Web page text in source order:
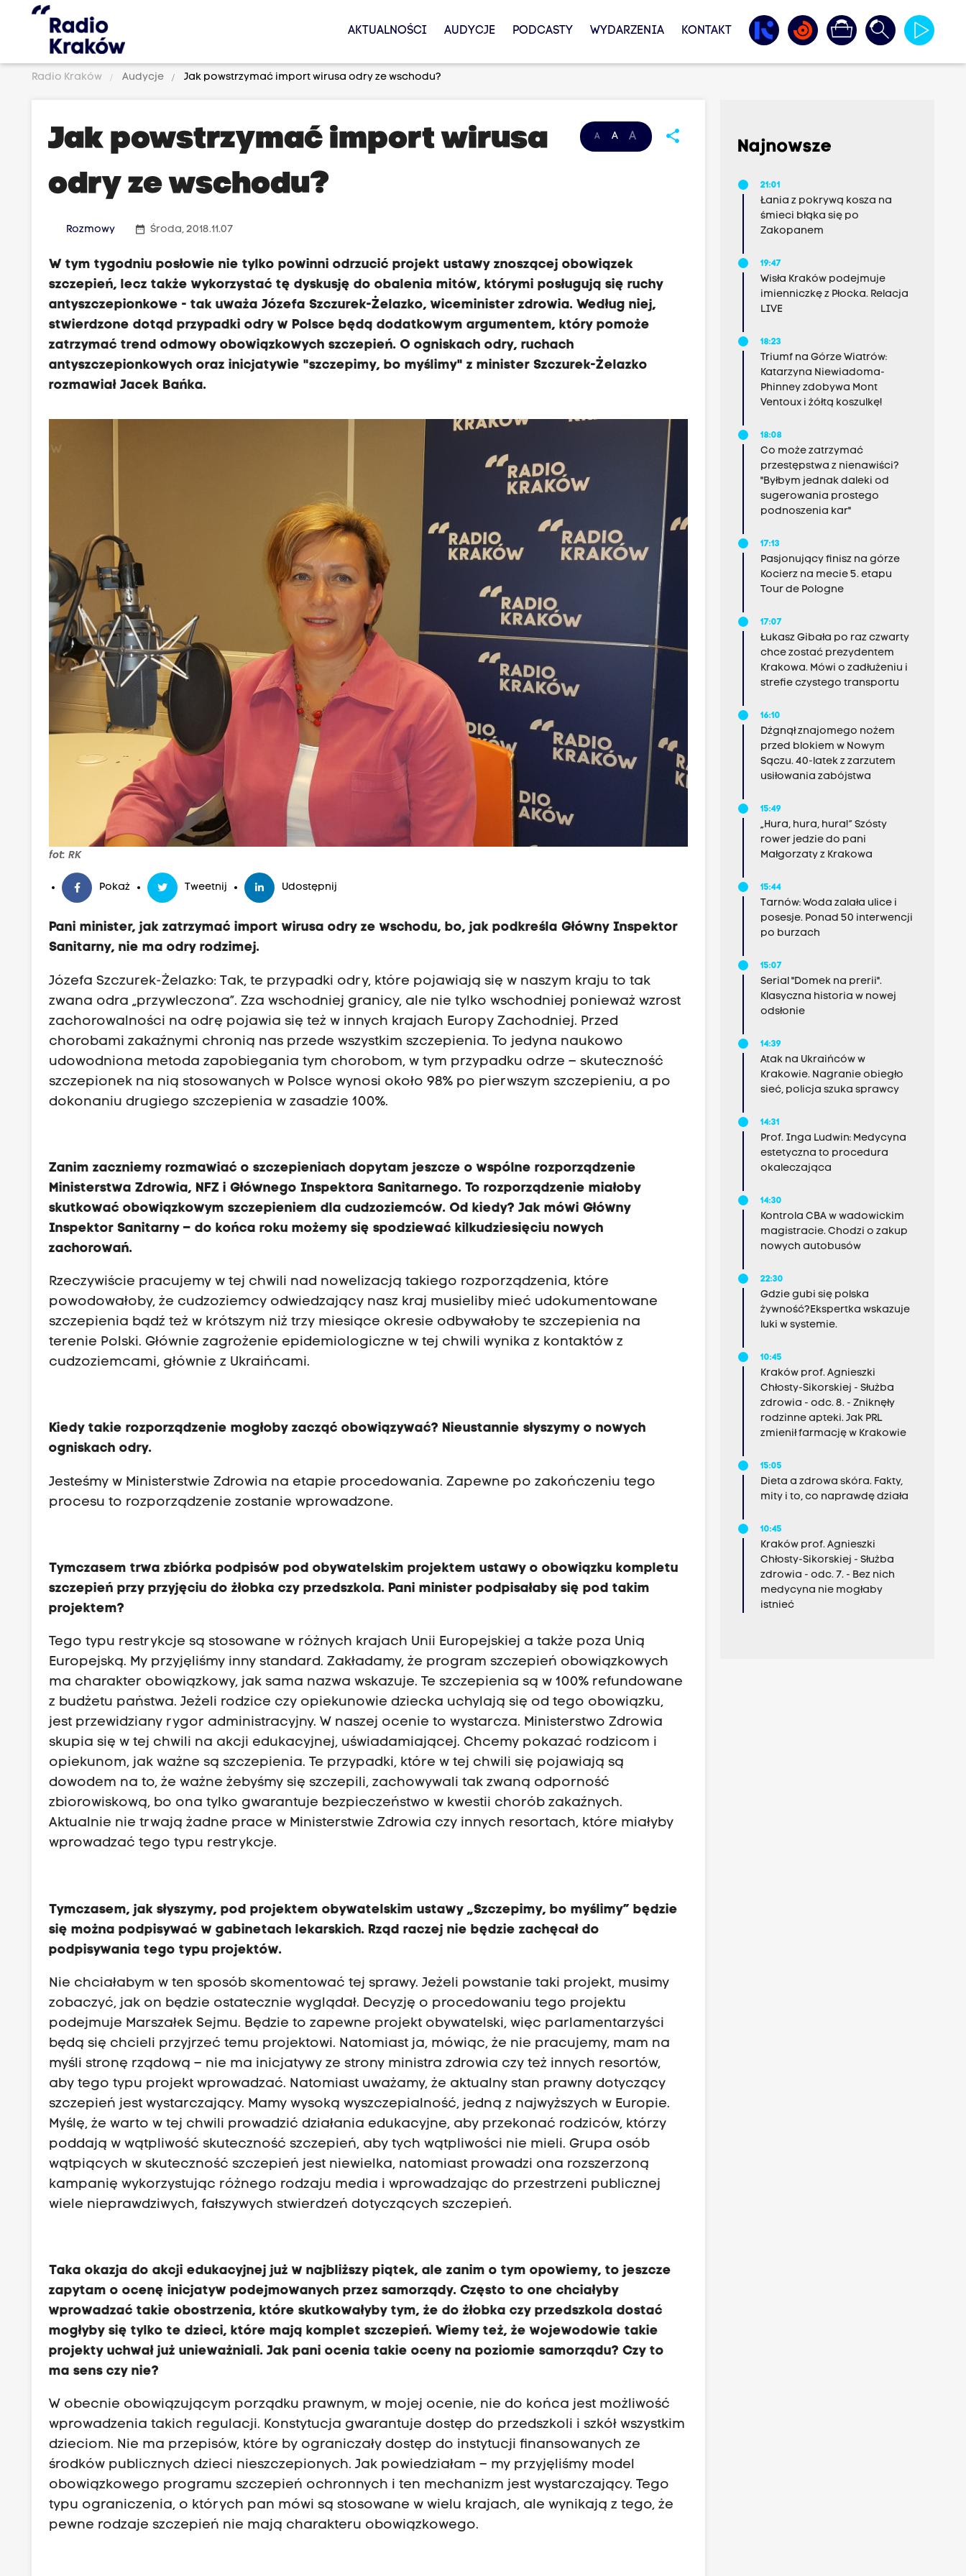
AKTUALNOŚCI AUDYCJE PODCASTY WYDARZENIA KONTAKT
Radio Kraków Audycje Jak powstrzymać import wirusa odry ze wschodu?
A A A share
Jak powstrzymać import wirusa
odry ze wschodu?
Rozmowy date_range Środa, 2018.11.07
W tym tygodniu posłowie nie tylko powinni odrzucić projekt ustawy znoszącej obowiązek
szczepień, lecz także wykorzystać tę dyskusję do obalenia mitów, którymi posługują się ruchy
antyszczepionkowe - tak uważa Józefa Szczurek-Żelazko, wiceminister zdrowia. Według niej,
stwierdzone dotąd przypadki odry w Polsce będą dodatkowym argumentem, który pomoże
zatrzymać trend odmowy obowiązkowych szczepień. O ogniskach odry, ruchach
antyszczepionkowych oraz inicjatywie "szczepimy, bo myślimy" z minister Szczurek-Żelazko
rozmawiał Jacek Bańka.
fot: RK
Pokaż Tweetnij Udostępnij
Pani minister, jak zatrzymać import wirusa odry ze wschodu, bo, jak podkreśla Główny Inspektor
Sanitarny, nie ma odry rodzimej.
Józefa Szczurek-Żelazko: Tak, te przypadki odry, które pojawiają się w naszym kraju to tak
zwana odra „przywleczona”. Zza wschodniej granicy, ale nie tylko wschodniej ponieważ wzrost
zachorowalności na odrę pojawia się też w innych krajach Europy Zachodniej. Przed
chorobami zakaźnymi chronią nas przede wszystkim szczepienia. To jedyna naukowo
udowodniona metoda zapobiegania tym chorobom, w tym przypadku odrze – skuteczność
szczepionek na nią stosowanych w Polsce wynosi około 98% po pierwszym szczepieniu, a po
dokonaniu drugiego szczepienia w zasadzie 100%.
Zanim zaczniemy rozmawiać o szczepieniach dopytam jeszcze o wspólne rozporządzenie
Ministerstwa Zdrowia, NFZ i Głównego Inspektora Sanitarnego. To rozporządzenie miałoby
skutkować obowiązkowym szczepieniem dla cudzoziemców. Od kiedy? Jak mówi Główny
Inspektor Sanitarny – do końca roku możemy się spodziewać kilkudziesięciu nowych
zachorowań.
Rzeczywiście pracujemy w tej chwili nad nowelizacją takiego rozporządzenia, które
powodowałoby, że cudzoziemcy odwiedzający nasz kraj musieliby mieć udokumentowane
szczepienia bądź też w krótszym niż trzy miesiące okresie odbywałoby te szczepienia na
terenie Polski. Głównie zagrożenie epidemiologiczne w tej chwili wynika z kontaktów z
cudzoziemcami, głównie z Ukraińcami.
Kiedy takie rozporządzenie mogłoby zacząć obowiązywać? Nieustannie słyszymy o nowych
ogniskach odry.
Jesteśmy w Ministerstwie Zdrowia na etapie procedowania. Zapewne po zakończeniu tego
procesu to rozporządzenie zostanie wprowadzone.
Tymczasem trwa zbiórka podpisów pod obywatelskim projektem ustawy o obowiązku kompletu
szczepień przy przyjęciu do żłobka czy przedszkola. Pani minister podpisałaby się pod takim
projektem?
Tego typu restrykcje są stosowane w różnych krajach Unii Europejskiej a także poza Unią
Europejską. My przyjęliśmy inny standard. Zakładamy, że program szczepień obowiązkowych
ma charakter obowiązkowy, jak sama nazwa wskazuje. Te szczepienia są w 100% refundowane
z budżetu państwa. Jeżeli rodzice czy opiekunowie dziecka uchylają się od tego obowiązku,
jest przewidziany rygor administracyjny. W naszej ocenie to wystarcza. Ministerstwo Zdrowia
skupia się w tej chwili na akcji edukacyjnej, uświadamiającej. Chcemy pokazać rodzicom i
opiekunom, jak ważne są szczepienia. Te przypadki, które w tej chwili się pojawiają są
dowodem na to, że ważne żebyśmy się szczepili, zachowywali tak zwaną odporność
zbiorowiskową, bo ona tylko gwarantuje bezpieczeństwo w kwestii chorób zakaźnych.
Aktualnie nie trwają żadne prace w Ministerstwie Zdrowia czy innych resortach, które miałyby
wprowadzać tego typu restrykcje.
Tymczasem, jak słyszymy, pod projektem obywatelskim ustawy „Szczepimy, bo myślimy” będzie
się można podpisywać w gabinetach lekarskich. Rząd raczej nie będzie zachęcał do
podpisywania tego typu projektów.
Nie chciałabym w ten sposób skomentować tej sprawy. Jeżeli powstanie taki projekt, musimy
zobaczyć, jak on będzie ostatecznie wyglądał. Decyzję o procedowaniu tego projektu
podejmuje Marszałek Sejmu. Będzie to zapewne projekt obywatelski, więc parlamentarzyści
będą się chcieli przyjrzeć temu projektowi. Natomiast ja, mówiąc, że nie pracujemy, mam na
myśli stronę rządową – nie ma inicjatywy ze strony ministra zdrowia czy też innych resortów,
aby tego typu projekt wprowadzać. Natomiast uważamy, że aktualny stan prawny dotyczący
szczepień jest wystarczający. Mamy wysoką wyszczepialność, jedną z najwyższych w Europie.
Myślę, że warto w tej chwili prowadzić działania edukacyjne, aby przekonać rodziców, którzy
poddają w wątpliwość skuteczność szczepień, aby tych wątpliwości nie mieli. Grupa osób
wątpiących w skuteczność szczepień jest niewielka, natomiast prowadzi ona rozszerzoną
kampanię wykorzystując różnego rodzaju media i wprowadzając do przestrzeni publicznej
wiele nieprawdziwych, fałszywych stwierdzeń dotyczących szczepień.
Taka okazja do akcji edukacyjnej już w najbliższy piątek, ale zanim o tym opowiemy, to jeszcze
zapytam o ocenę inicjatyw podejmowanych przez samorządy. Często to one chciałyby
wprowadzać takie obostrzenia, które skutkowałyby tym, że do żłobka czy przedszkola dostać
mogłyby się tylko te dzieci, które mają komplet szczepień. Wiemy też, że wojewodowie takie
projekty uchwał już unieważniali. Jak pani ocenia takie oceny na poziomie samorządu? Czy to
ma sens czy nie?
W obecnie obowiązującym porządku prawnym, w mojej ocenie, nie do końca jest możliwość
wprowadzenia takich regulacji. Konstytucja gwarantuje dostęp do przedszkoli i szkół wszystkim
dzieciom. Nie ma przepisów, które by ograniczały dostęp do instytucji finansowanych ze
środków publicznych dzieci nieszczepionych. Jak powiedziałam – my przyjęliśmy model
obowiązkowego programu szczepień ochronnych i ten mechanizm jest wystarczający. Tego
typu ograniczenia, o których pan mówi są stosowane w wielu krajach, ale wynikają z tego, że
pewne rodzaje szczepień nie mają charakteru obowiązkowego.
Najnowsze
21:01
Łania z pokrywą kosza na
śmieci błąka się po
Zakopanem
19:47
Wisła Kraków podejmuje
imienniczkę z Płocka. Relacja
LIVE
18:23
Triumf na Górze Wiatrów:
Katarzyna Niewiadoma-
Phinney zdobywa Mont
Ventoux i żółtą koszulkę!
18:08
Co może zatrzymać
przestępstwa z nienawiści?
"Byłbym jednak daleki od
sugerowania prostego
podnoszenia kar"
17:13
Pasjonujący finisz na górze
Kocierz na mecie 5. etapu
Tour de Pologne
17:07
Łukasz Gibała po raz czwarty
chce zostać prezydentem
Krakowa. Mówi o zadłużeniu i
strefie czystego transportu
16:10
Dźgnął znajomego nożem
przed blokiem w Nowym
Sączu. 40-latek z zarzutem
usiłowania zabójstwa
15:49
„Hura, hura, hura!” Szósty
rower jedzie do pani
Małgorzaty z Krakowa
15:44
Tarnów: Woda zalała ulice i
posesje. Ponad 50 interwencji
po burzach
15:07
Serial "Domek na prerii".
Klasyczna historia w nowej
odsłonie
14:39
Atak na Ukraińców w
Krakowie. Nagranie obiegło
sieć, policja szuka sprawcy
14:31
Prof. Inga Ludwin: Medycyna
estetyczna to procedura
okaleczająca
14:30
Kontrola CBA w wadowickim
magistracie. Chodzi o zakup
nowych autobusów
22:30
Gdzie gubi się polska
żywność?Ekspertka wskazuje
luki w systemie.
10:45
Kraków prof. Agnieszki
Chłosty-Sikorskiej - Służba
zdrowia - odc. 8. - Zniknęły
rodzinne apteki. Jak PRL
zmienił farmację w Krakowie
15:05
Dieta a zdrowa skóra. Fakty,
mity i to, co naprawdę działa
10:45
Kraków prof. Agnieszki
Chłosty-Sikorskiej - Służba
zdrowia - odc. 7. - Bez nich
medycyna nie mogłaby
istnieć